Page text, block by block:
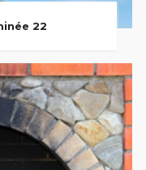
22